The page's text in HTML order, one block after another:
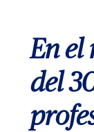
En el
del